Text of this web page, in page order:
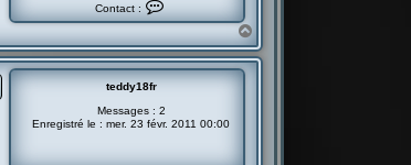
Contact :
o
n
t
a
c
t
D
a
u
teddy18fr
Messages : 2
Enregistré le : mer. 23 févr. 2011 00:00